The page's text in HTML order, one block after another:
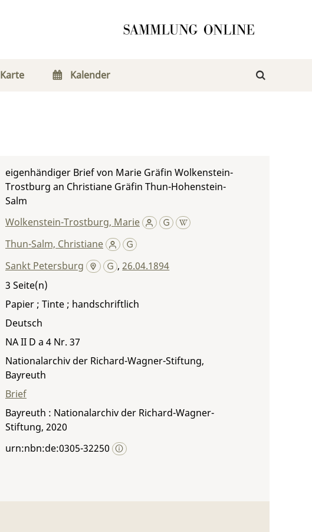
Karte Kalender
eigenhändiger Brief von Marie Gräfin Wolkenstein-
Trostburg an Christiane Gräfin Thun-Hohenstein-
Salm
Wolkenstein-Trostburg, Marie
Thun-Salm, Christiane
Sankt Petersburg ,26.04.1894
3
Papier ; Tinte ; handschriftlich
Deutsch
NA II D a 4 Nr. 37
Nationalarchiv der Richard-Wagner-Stiftung,
Bayreuth
Brief
Bayreuth : Nationalarchiv der Richard-Wagner-
Stiftung, 2020
urn:nbn:de:0305-32250